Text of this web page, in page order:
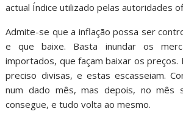
actual Índice utilizado pelas autoridades
Admite-se que a inflação possa ser
e que baixe. Basta inundar os
importados, que façam baixar os preços.
preciso divisas, e estas escasseiam.
num dado mês, mas depois, no mês
consegue, e tudo volta ao mesmo.